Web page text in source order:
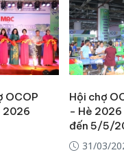
OCOP
2026
Hội chợ
- Hè 2026
đến 5/5/
31/03/